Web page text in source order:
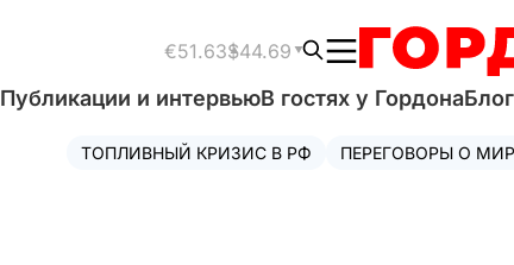
€51.63$44.69
Публикации и интервьюВ гостях у Гордона
ТОПЛИВНЫЙ КРИЗИС В РФ ПЕРЕГОВОРЫ О